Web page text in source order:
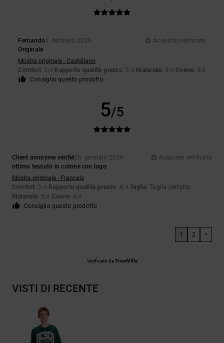
Fernando1. febbraio 2026
Acquisto verificato
Originale
Mostra originale - Castellano
Comfort: 5 /5 Rapporto qualità-prezzo: 5 /5 Materiale: 5/5 Colore: 5/5
Consiglio questo prodotto
5/5
Client anonyme vérifié20. gennaio 2026
Acquisto verificato
ottimo tessuto in cotone con logo
Mostra originale - Français
Comfort: 5/5 Rapporto qualità-prezzo : 4/5 Taglia: Taglia perfetta
Materiale: 5/5 Colore: 4/5
Consiglio questo prodotto
1 2 >
Verificato daTrustVille
VISTI DI RECENTE